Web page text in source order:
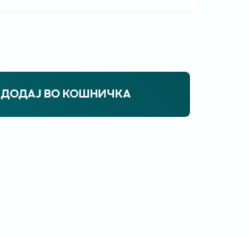
ДОДАЈ ВО КОШНИЧКА